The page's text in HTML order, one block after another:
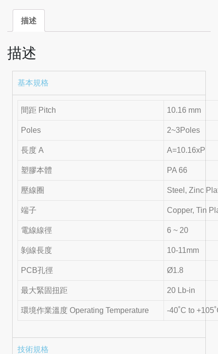
描述
描述
基本規格
間距 Pitch 10.16 mm
Poles 2~3Poles
長度 A A=10.16xP
塑膠本體 PA 66
壓線圈 Steel, Zinc
端子 Copper, Tin
電線線徑 6 ~ 20
剝線長度 10-11mm
PCB孔徑 Ø1.8
最大緊固扭距 20 Lb-in
環境作業溫度 Operating Temperature -40˚C to
技術規格